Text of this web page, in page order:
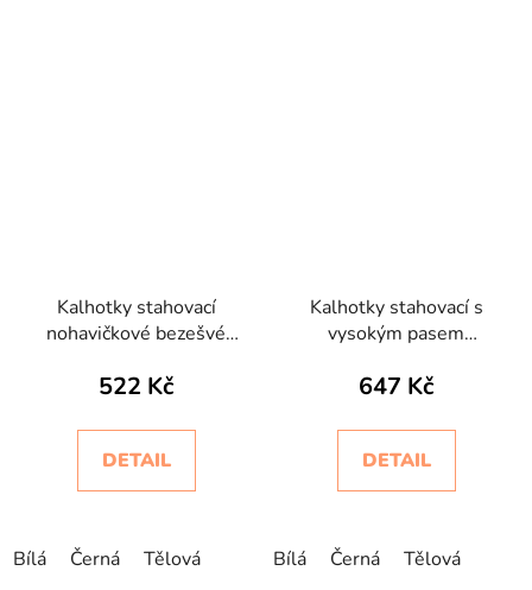
Kalhotky stahovací
nohavičkové bezešvé
Intimidea
522 Kč
DETAIL
Bílá Černá Tělová
Kalhotky stahovací s
vysokým pasem
Oro
647 Kč
DETAIL
Bílá Černá Tělová